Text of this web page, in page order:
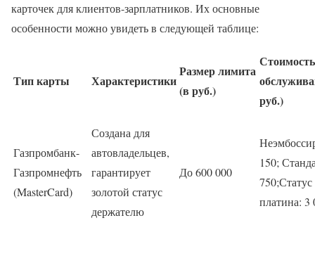
карточек для клиентов-зарплатников. Их основные
особенности можно увидеть в следующей таблице:
Тип карты Характеристики
Размер лимита
(в руб.)
Стоимость
руб.)
Газпромбанк-
Газпромнефть
(MasterCard)
Создана для
автовладельцев,
гарантирует
золотой статус
держателю
До 600 000
150;
платина: 3